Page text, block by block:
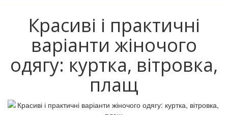
Красиві і практичні
варіанти жіночого
одягу: куртка, вітровка,
плащ